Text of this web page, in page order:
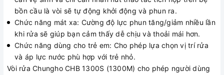
bồn cầu là vòi sẽ tự động khởi động và phun ra.
Chức năng mát xa: Cường độ lực phun tăng/giảm nhiều lần
khi rửa sẽ giúp bạn cảm thấy dễ chịu và thoải mái hơn.
Chức năng dùng cho trẻ em: Cho phép lựa chọn vị trí rửa
và áp lực nước phù hợp với trẻ nhỏ.
Vòi rửa Chungho CHB 1300S (1300M) cho phép người dùng